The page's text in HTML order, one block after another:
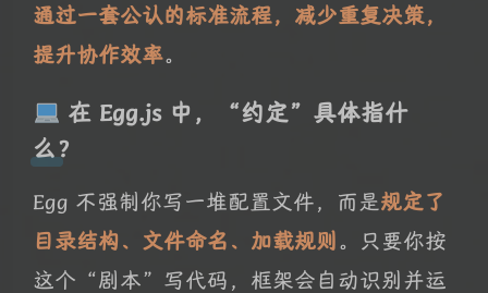
通过一套公认的标准流程，减少重复决策，
提升协作效率。
在 Egg.js 中，“约定”具体指什
么？
Egg 不强制你写一堆配置文件，而是规定了
目录结构、文件命名、加载规则。只要你按
这个“剧本”写代码，框架会自动识别并运